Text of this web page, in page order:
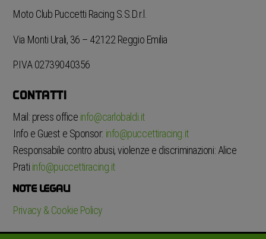
Moto Club Puccetti Racing S.S.D.r.l.
Via Monti Urali, 36 – 42122 Reggio Emilia
P.IVA 02739040356
CONTATTI
Mail: press office info@carlobaldi.it
Info e Guest e Sponsor: info@puccettiracing.it
Responsabile contro abusi, violenze e discriminazioni: Alice
Prati info@puccettiracing.it
NOTE LEGALI
Privacy & Cookie Policy